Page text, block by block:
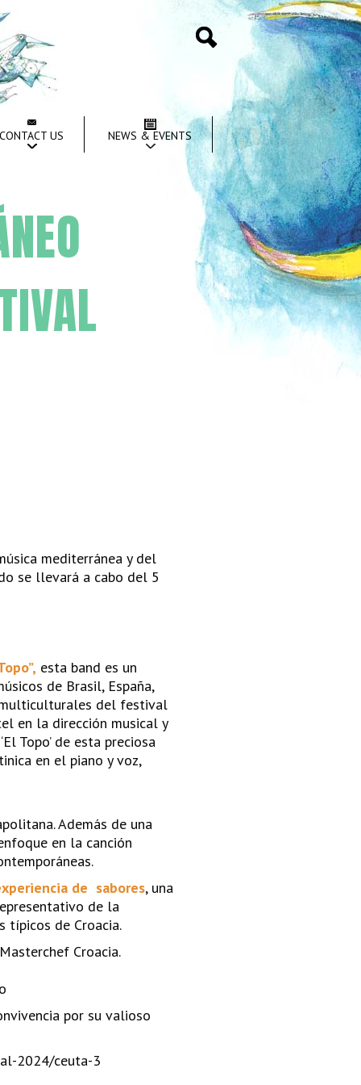
CONTACT US NEWS & EVENTS
Search
mediterránea y del
se llevará a cabo del 5
esta band es un
de Brasil, España,
del festival
en la dirección musical y
Topo’ de esta preciosa
en el piano y voz,
Además de una
en la canción
de sabores, una
de la
típicos de Croacia.
Croacia.
por su valioso
2024/ceuta-3